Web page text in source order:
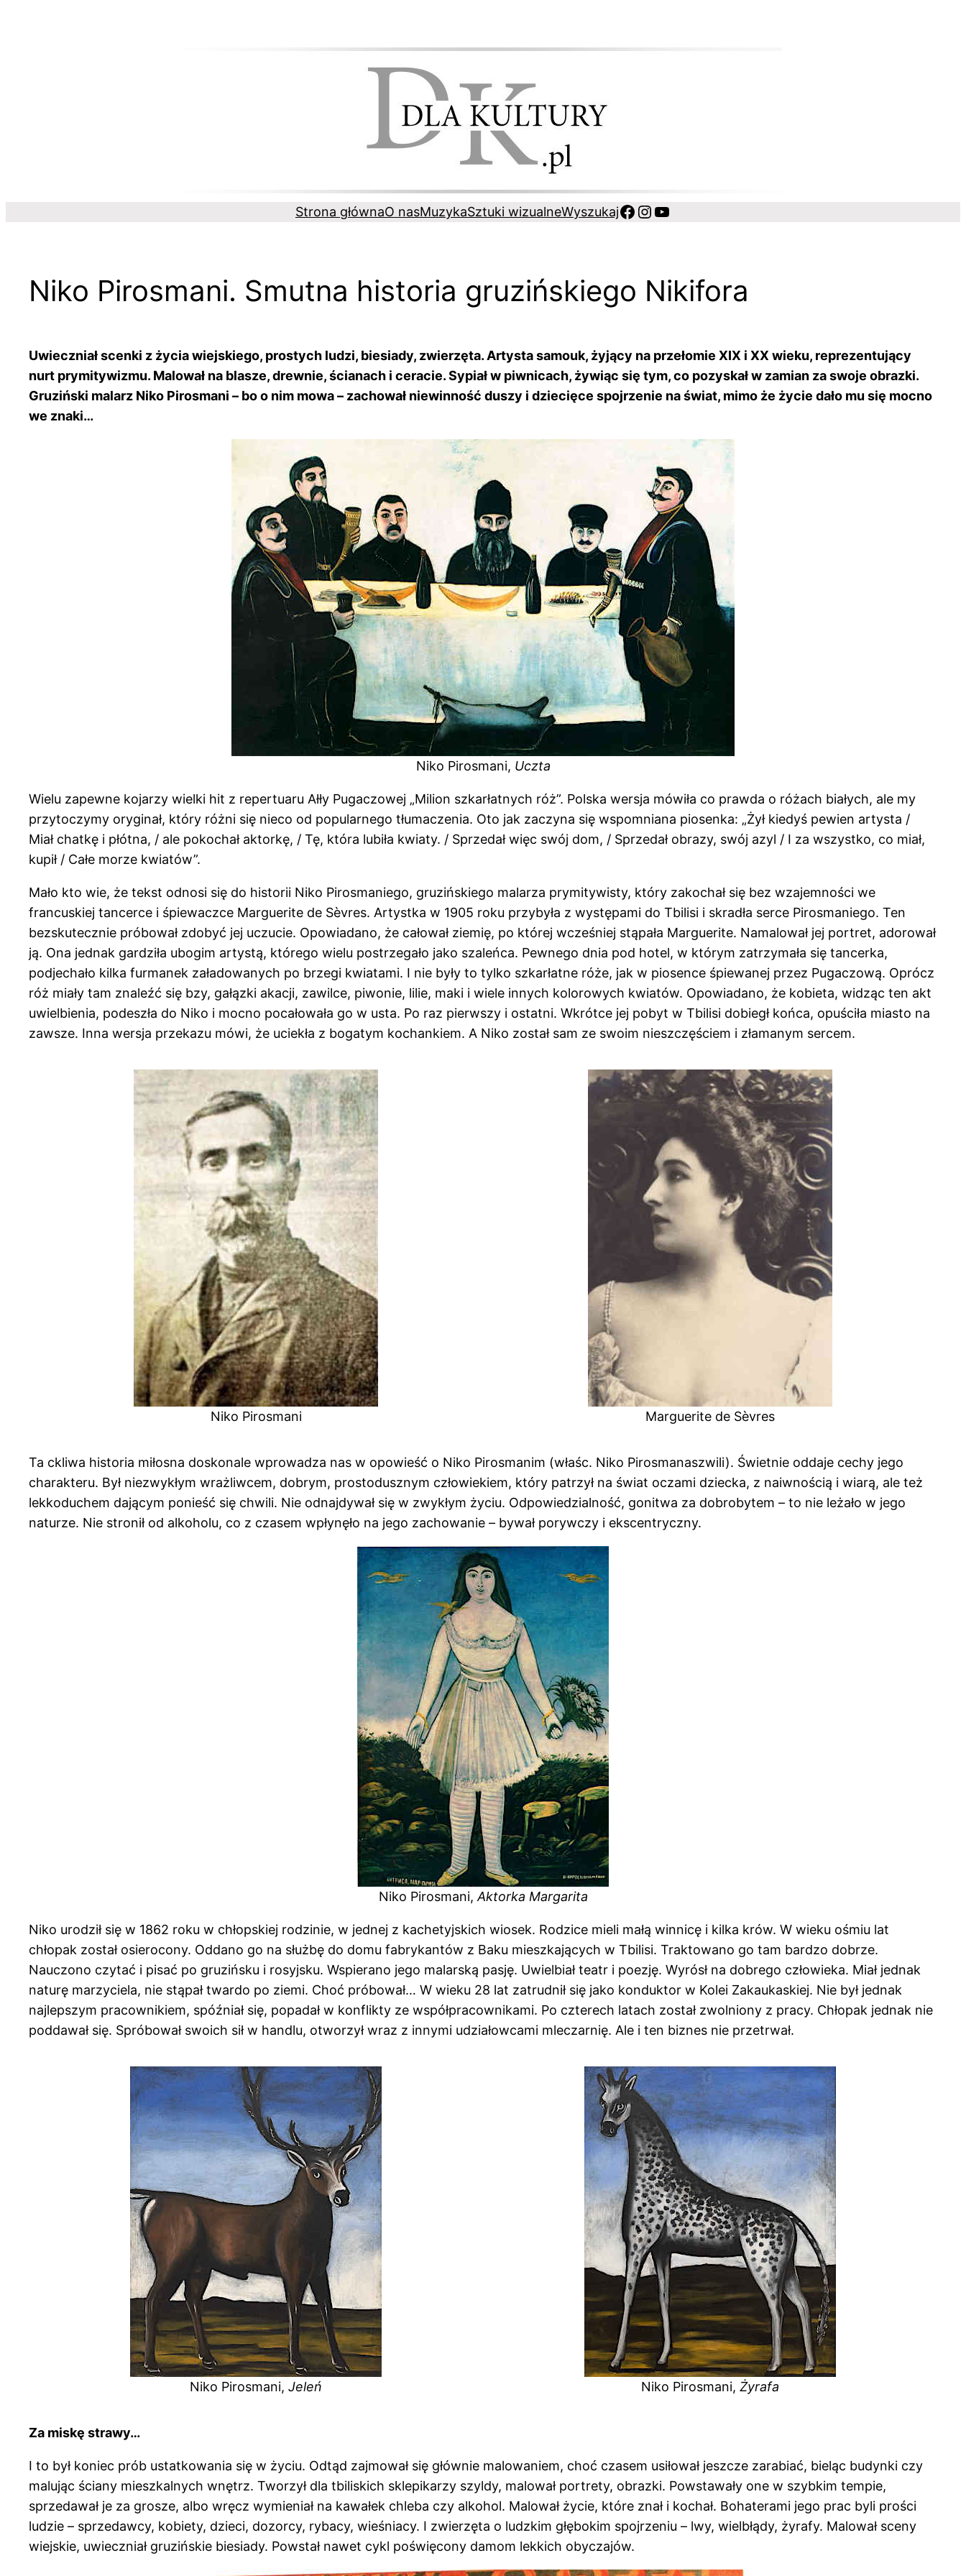
Strona głównaO nasMuzykaSztuki wizualneWyszukajFacebook
Instagram
YouTube
Niko Pirosmani. Smutna historia gruzińskiego Nikifora
Uwieczniał scenki z życia wiejskiego, prostych ludzi, biesiady, zwierzęta. Artysta samouk, żyjący na przełomie XIX i XX wieku, reprezentujący
nurt prymitywizmu. Malował na blasze, drewnie, ścianach i ceracie. Sypiał w piwnicach, żywiąc się tym, co pozyskał w zamian za swoje obrazki.
Gruziński malarz Niko Pirosmani – bo o nim mowa – zachował niewinność duszy i dziecięce spojrzenie na świat, mimo że życie dało mu się mocno
we znaki…
Niko Pirosmani, Uczta
Wielu zapewne kojarzy wielki hit z repertuaru Ałły Pugaczowej „Milion szkarłatnych róż”. Polska wersja mówiła co prawda o różach białych, ale my
przytoczymy oryginał, który różni się nieco od popularnego tłumaczenia. Oto jak zaczyna się wspomniana piosenka: „Żył kiedyś pewien artysta /
Miał chatkę i płótna, / ale pokochał aktorkę, / Tę, która lubiła kwiaty. / Sprzedał więc swój dom, / Sprzedał obrazy, swój azyl / I za wszystko, co miał,
kupił / Całe morze kwiatów”.
Mało kto wie, że tekst odnosi się do historii Niko Pirosmaniego, gruzińskiego malarza prymitywisty, który zakochał się bez wzajemności we
francuskiej tancerce i śpiewaczce Marguerite de Sèvres. Artystka w 1905 roku przybyła z występami do Tbilisi i skradła serce Pirosmaniego. Ten
bezskutecznie próbował zdobyć jej uczucie. Opowiadano, że całował ziemię, po której wcześniej stąpała Marguerite. Namalował jej portret, adorował
ją. Ona jednak gardziła ubogim artystą, którego wielu postrzegało jako szaleńca. Pewnego dnia pod hotel, w którym zatrzymała się tancerka,
podjechało kilka furmanek załadowanych po brzegi kwiatami. I nie były to tylko szkarłatne róże, jak w piosence śpiewanej przez Pugaczową. Oprócz
róż miały tam znaleźć się bzy, gałązki akacji, zawilce, piwonie, lilie, maki i wiele innych kolorowych kwiatów. Opowiadano, że kobieta, widząc ten akt
uwielbienia, podeszła do Niko i mocno pocałowała go w usta. Po raz pierwszy i ostatni. Wkrótce jej pobyt w Tbilisi dobiegł końca, opuściła miasto na
zawsze. Inna wersja przekazu mówi, że uciekła z bogatym kochankiem. A Niko został sam ze swoim nieszczęściem i złamanym sercem.
Niko Pirosmani Marguerite de Sèvres
Ta ckliwa historia miłosna doskonale wprowadza nas w opowieść o Niko Pirosmanim (właśc. Niko Pirosmanaszwili). Świetnie oddaje cechy jego
charakteru. Był niezwykłym wrażliwcem, dobrym, prostodusznym człowiekiem, który patrzył na świat oczami dziecka, z naiwnością i wiarą, ale też
lekkoduchem dającym ponieść się chwili. Nie odnajdywał się w zwykłym życiu. Odpowiedzialność, gonitwa za dobrobytem – to nie leżało w jego
naturze. Nie stronił od alkoholu, co z czasem wpłynęło na jego zachowanie – bywał porywczy i ekscentryczny.
Niko Pirosmani, Aktorka Margarita
Niko urodził się w 1862 roku w chłopskiej rodzinie, w jednej z kachetyjskich wiosek. Rodzice mieli małą winnicę i kilka krów. W wieku ośmiu lat
chłopak został osierocony. Oddano go na służbę do domu fabrykantów z Baku mieszkających w Tbilisi. Traktowano go tam bardzo dobrze.
Nauczono czytać i pisać po gruzińsku i rosyjsku. Wspierano jego malarską pasję. Uwielbiał teatr i poezję. Wyrósł na dobrego człowieka. Miał jednak
naturę marzyciela, nie stąpał twardo po ziemi. Choć próbował… W wieku 28 lat zatrudnił się jako konduktor w Kolei Zakaukaskiej. Nie był jednak
najlepszym pracownikiem, spóźniał się, popadał w konflikty ze współpracownikami. Po czterech latach został zwolniony z pracy. Chłopak jednak nie
poddawał się. Spróbował swoich sił w handlu, otworzył wraz z innymi udziałowcami mleczarnię. Ale i ten biznes nie przetrwał.
Niko Pirosmani, Jeleń Niko Pirosmani, Żyrafa
Za miskę strawy…
I to był koniec prób ustatkowania się w życiu. Odtąd zajmował się głównie malowaniem, choć czasem usiłował jeszcze zarabiać, bieląc budynki czy
malując ściany mieszkalnych wnętrz. Tworzył dla tbiliskich sklepikarzy szyldy, malował portrety, obrazki. Powstawały one w szybkim tempie,
sprzedawał je za grosze, albo wręcz wymieniał na kawałek chleba czy alkohol. Malował życie, które znał i kochał. Bohaterami jego prac byli prości
ludzie – sprzedawcy, kobiety, dzieci, dozorcy, rybacy, wieśniacy. I zwierzęta o ludzkim głębokim spojrzeniu – lwy, wielbłądy, żyrafy. Malował sceny
wiejskie, uwieczniał gruzińskie biesiady. Powstał nawet cykl poświęcony damom lekkich obyczajów.